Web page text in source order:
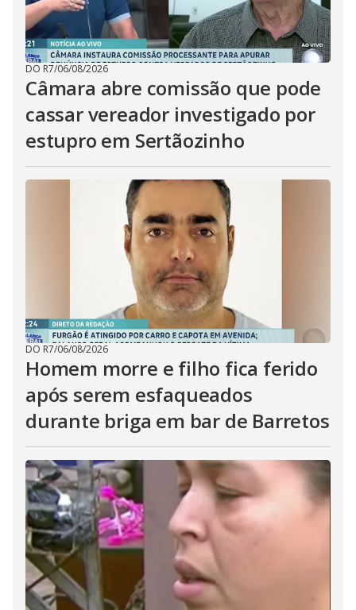
DO R7/06/08/2026
Câmara abre comissão que pode
cassar vereador investigado por
estupro em Sertãozinho
DO R7/06/08/2026
Homem morre e filho fica ferido
após serem esfaqueados
durante briga em bar de Barretos